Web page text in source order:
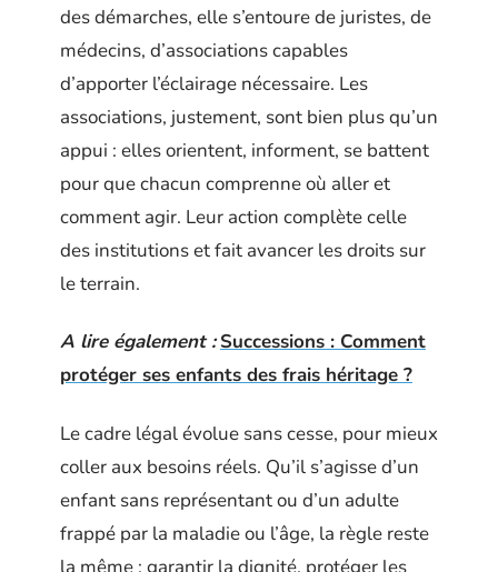
des démarches, elle s’entoure de juristes, de
médecins, d’associations capables
d’apporter l’éclairage nécessaire. Les
associations, justement, sont bien plus qu’un
appui : elles orientent, informent, se battent
pour que chacun comprenne où aller et
comment agir. Leur action complète celle
des institutions et fait avancer les droits sur
le terrain.
A lire également : Successions : Comment
protéger ses enfants des frais héritage ?
Le cadre légal évolue sans cesse, pour mieux
coller aux besoins réels. Qu’il s’agisse d’un
enfant sans représentant ou d’un adulte
frappé par la maladie ou l’âge, la règle reste
la même : garantir la dignité, protéger les